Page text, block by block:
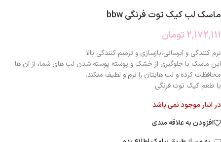
ماسک لب کیک توت فرنگی bbw
2,172,111 تومان
نرم کنندگی و آبرسانی،بازسازی و ترمیم کنندگی بالا
این ماسک با جلوگیری از خشک و پوسته پوسته شدن لب های شما، از آن ها
محافظت کرده و لب هایتان را نرم و لطیف میکند.
با طعم کیک توت فرنگی
در انبار موجود نمی باشد
افزودن به علاقه مندی